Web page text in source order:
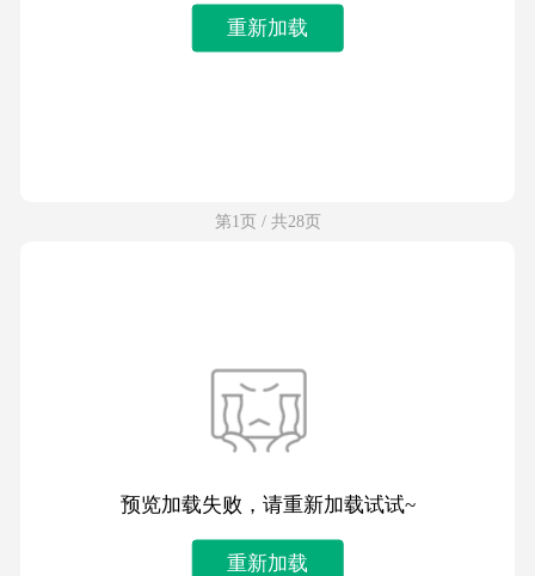
重新加载
第1页 / 共28页
预览加载失败，请重新加载试试~
重新加载